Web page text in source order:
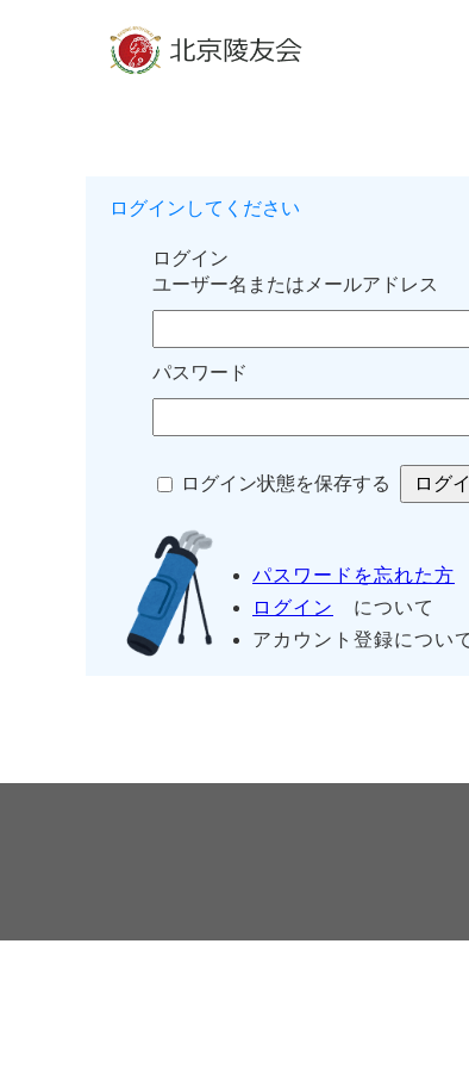
ログインしてください
ログイン
ユーザー名またはメールアドレス
パスワード
ログイン状態を保存する
パスワードを忘れた方
ログイン
について
アカウント登録につい